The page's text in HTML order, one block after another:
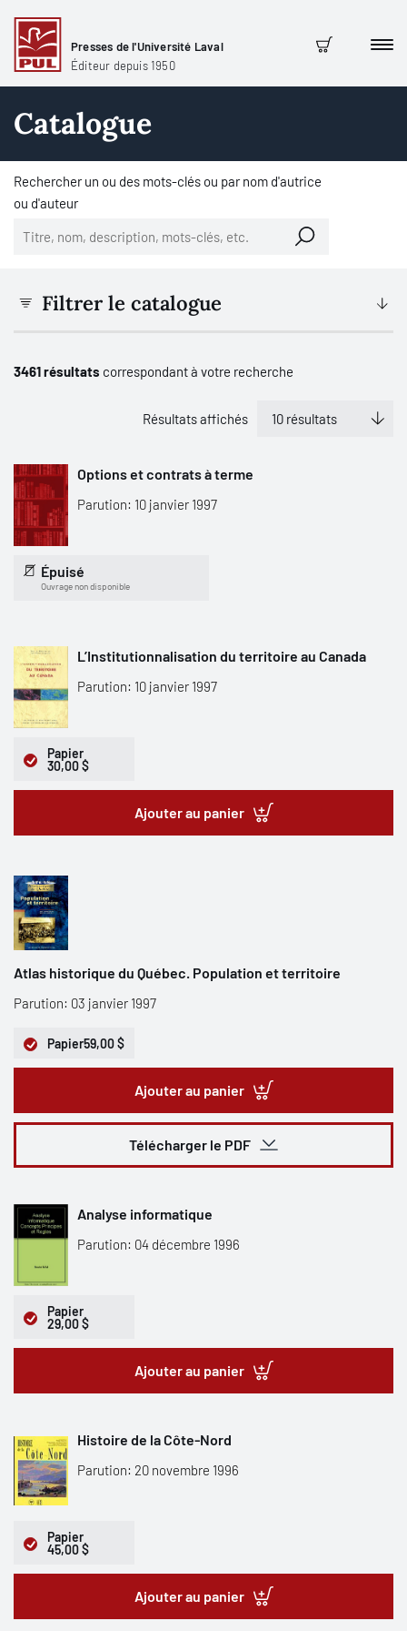
Presses de l'Université Laval
Éditeur depuis 1950
Panier
Catalogue
Rechercher un ou des mots-clés ou par nom d'autrice
ou d'auteur
Filtrer le catalogue
3461 résultats correspondant à votre recherche
Résultats affichés
Options et contrats à terme
Parution: 10 janvier 1997
Épuisé
Ouvrage non disponible
L’Institutionnalisation du territoire au Canada
Parution: 10 janvier 1997
Papier
30,00 $
Ajouter au panier
Atlas historique du Québec. Population et territoire
Parution: 03 janvier 1997
Papier59,00 $
Ajouter au panier
Télécharger le PDF
Analyse informatique
Parution: 04 décembre 1996
Papier
29,00 $
Ajouter au panier
Histoire de la Côte-Nord
Parution: 20 novembre 1996
Papier
45,00 $
Ajouter au panier